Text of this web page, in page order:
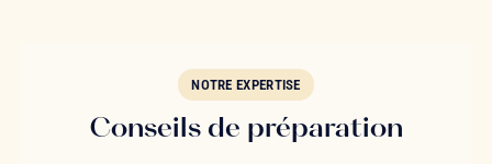
NOTRE EXPERTISE
Conseils de préparation